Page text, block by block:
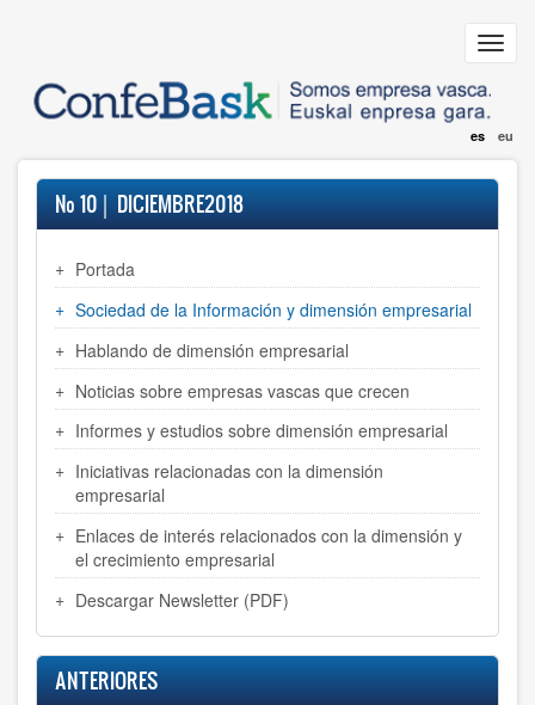
principal
es eu
Nº 10│ DICIEMBRE2018
Portada
Sociedad de la Información y dimensión empresarial
Hablando de dimensión empresarial
Noticias sobre empresas vascas que crecen
Informes y estudios sobre dimensión empresarial
Iniciativas relacionadas con la dimensión
empresarial
Enlaces de interés relacionados con la dimensión y
el crecimiento empresarial
Descargar Newsletter (PDF)
ANTERIORES